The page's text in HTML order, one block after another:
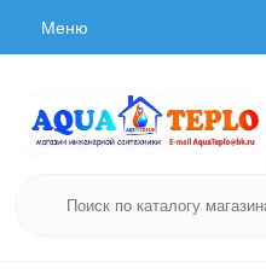
Меню